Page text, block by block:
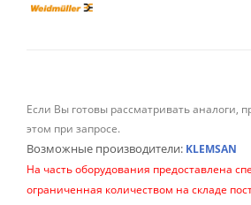
Если Вы готовы рассматривать аналоги,
этом при запросе.
Возможные производители: KLEMSAN
На часть оборудования предоставлена
ограниченная количеством на складе